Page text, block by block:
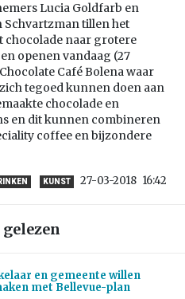
Lucia Goldfarb en
Schvartzman tillen het
chocolade naar grotere
openen vandaag (27
Café Bolena waar
tegoed kunnen doen aan
chocolade en
en dit kunnen combineren
coffee en bijzondere
KUNST 27-03-2018 16:42
en gemeente willen
met Bellevue-plan